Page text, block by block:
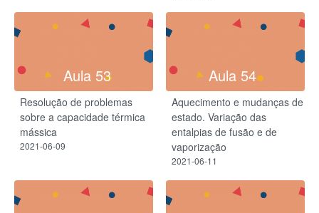
Aula 53
Resolução de problemas
sobre a capacidade térmica
mássica
2021-06-09
Aula 54
Aquecimento e mudanças de
estado. Variação das
entalpias de fusão e de
vaporização
2021-06-11